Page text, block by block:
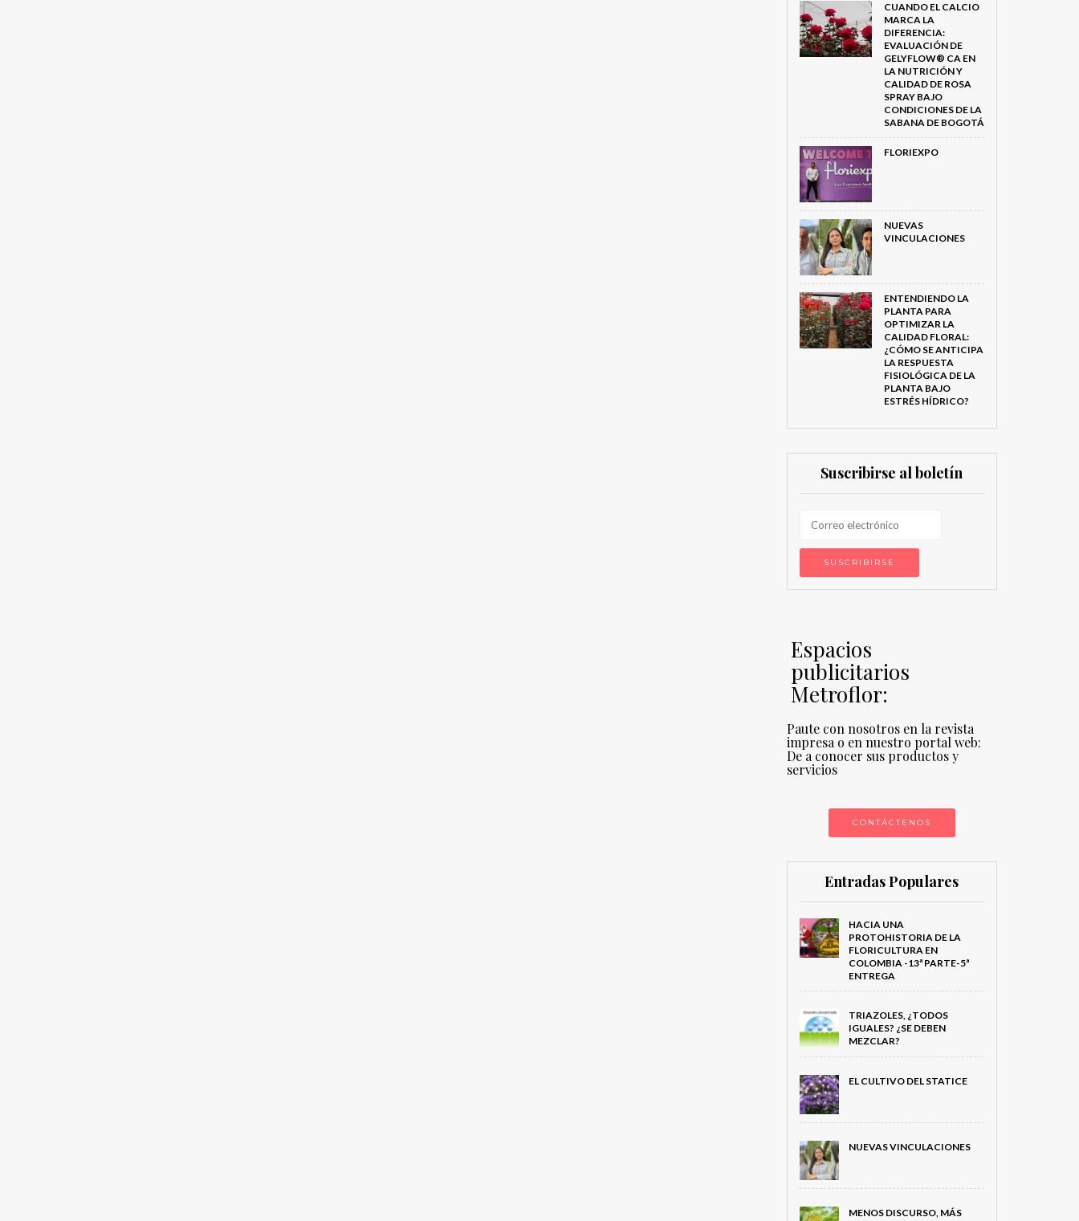
CUANDO EL CALCIO
MARCA LA
DIFERENCIA:
EVALUACIÓN DE
GELYFLOW® CA EN
LA NUTRICIÓN Y
CALIDAD DE ROSA
SPRAY BAJO
CONDICIONES DE LA
SABANA DE BOGOTÁ
FLORIEXPO
NUEVAS
VINCULACIONES
ENTENDIENDO LA
PLANTA PARA
OPTIMIZAR LA
CALIDAD FLORAL:
¿CÓMO SE ANTICIPA
LA RESPUESTA
FISIOLÓGICA DE LA
PLANTA BAJO
ESTRÉS HÍDRICO?
Suscribirse al boletín
Espacios
publicitarios
Metroflor:
Paute con nosotros en la revista
impresa o en nuestro portal web:
De a conocer sus productos y
servicios
CONTÁCTENOS
Entradas Populares
HACIA UNA
PROTOHISTORIA DE LA
FLORICULTURA EN
COLOMBIA -13ª PARTE-5ª
ENTREGA
TRIAZOLES, ¿TODOS
IGUALES? ¿SE DEBEN
MEZCLAR?
EL CULTIVO DEL STATICE
NUEVAS VINCULACIONES
MENOS DISCURSO, MÁS